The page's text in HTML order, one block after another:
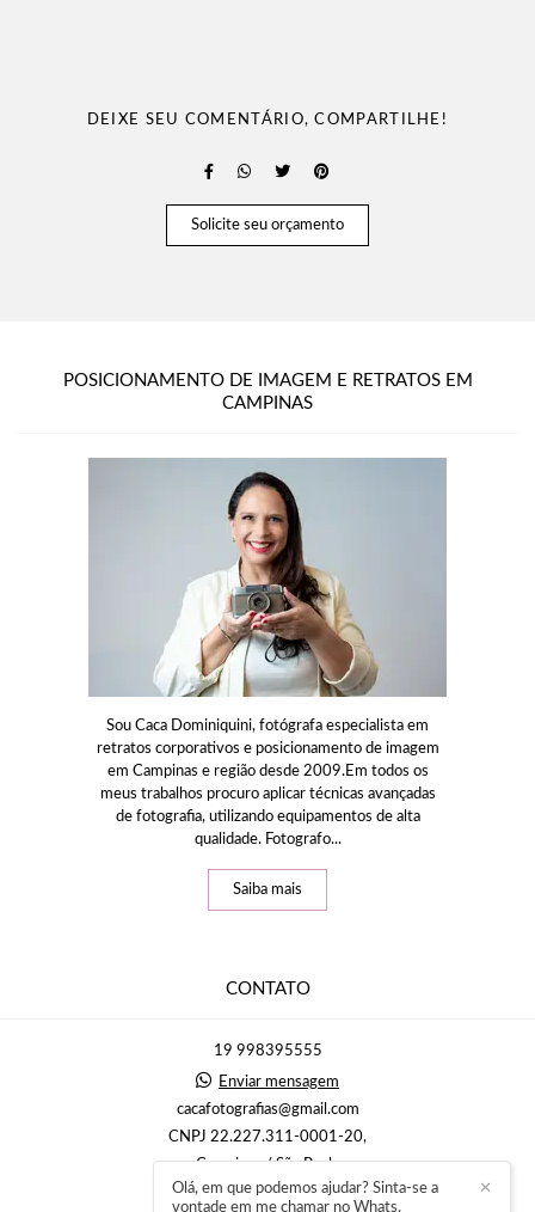
DEIXE SEU COMENTÁRIO, COMPARTILHE!
Solicite seu orçamento
POSICIONAMENTO DE IMAGEM E RETRATOS EM
CAMPINAS
Sou Caca Dominiquini, fotógrafa especialista em
retratos corporativos e posicionamento de imagem
em Campinas e região desde 2009.Em todos os
meus trabalhos procuro aplicar técnicas avançadas
de fotografia, utilizando equipamentos de alta
qualidade. Fotografo...
Saiba mais
CONTATO
19 998395555
Enviar mensagem
cacafotografias@gmail.com
CNPJ 22.227.311-0001-20,
Campinas / São Paulo
✕
Olá, em que podemos ajudar? Sinta-se a
vontade em me chamar no Whats.